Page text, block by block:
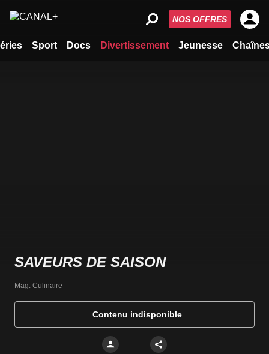
Sport Docs Divertissement Jeunesse
NOS OFFRES
SAVEURS DE SAISON
Mag. Culinaire
Contenu indisponible